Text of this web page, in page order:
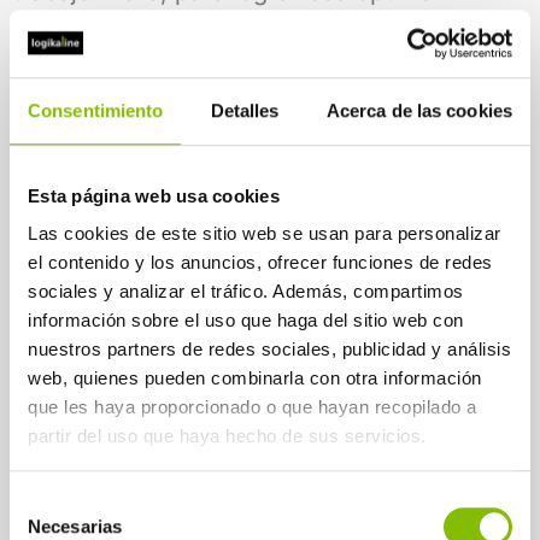
Consentimiento Detalles Acerca de las cookies
Esta página web usa cookies
Las cookies de este sitio web se usan para personalizar
el contenido y los anuncios, ofrecer funciones de redes
sociales y analizar el tráfico. Además, compartimos
información sobre el uso que haga del sitio web con
nuestros partners de redes sociales, publicidad y análisis
web, quienes pueden combinarla con otra información
que les haya proporcionado o que hayan recopilado a
partir del uso que haya hecho de sus servicios.
Necesarias
sinergia de trabajo ha sido crucial la
motivación de equipo, y ello porque hay
confianza. Si no hubiera confianza, no
defensivas.
Y para lograr un equipo de personas con un
alto grado de confianza, se ha hecho y se
hace de manera sistemática un gran
esfuerzo silencioso en comprender a cada
persona tal como es, y no tal como debería
ser. A las personas se las trata como
manda; tras definir los resultados, siempre